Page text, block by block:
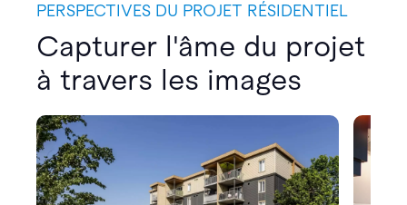
PERSPECTIVES DU PROJET RÉSIDENTIEL
Capturer l'âme du projet
à travers les images